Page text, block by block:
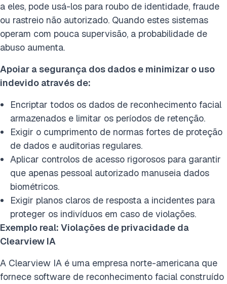
a eles, pode usá-los para roubo de identidade, fraude
ou rastreio não autorizado. Quando estes sistemas
operam com pouca supervisão, a probabilidade de
abuso aumenta.
Apoiar a segurança dos dados e minimizar o uso
indevido através de:
Encriptar todos os dados de reconhecimento facial
armazenados e limitar os períodos de retenção.
Exigir o cumprimento de normas fortes de proteção
de dados e auditorias regulares.
Aplicar controlos de acesso rigorosos para garantir
que apenas pessoal autorizado manuseia dados
biométricos.
Exigir planos claros de resposta a incidentes para
proteger os indivíduos em caso de violações.
Exemplo real: Violações de privacidade da
Clearview IA
A Clearview IA é uma empresa norte-americana que
fornece software de reconhecimento facial construído